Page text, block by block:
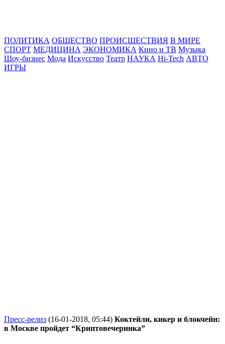
ПОЛИТИКА ОБЩЕСТВО ПРОИСШЕСТВИЯ В МИРЕ
СПОРТ МЕДИЦИНА ЭКОНОМИКА Кино и ТВ Музыка
Шоу-бизнес Мода Искусство Театр НАУКА Hi-Tech АВТО
ИГРЫ
Пресс-релиз (16-01-2018, 05:44) Коктейли, кикер и блокчейн:
в Москве пройдет “Криптовечеринка”